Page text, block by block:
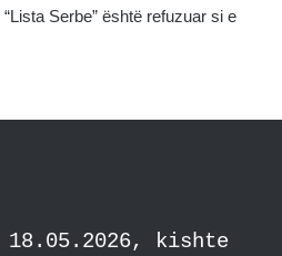
Serbe” është refuzuar si e
18.05.2026, kishte